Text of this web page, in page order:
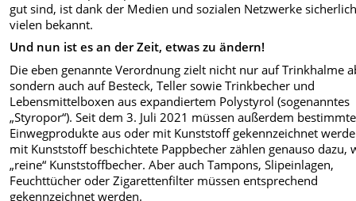
gut sind, ist dank der Medien und sozialen Netzwerke
vielen bekannt.
Und nun ist es an der Zeit, etwas zu ändern!
Die eben genannte Verordnung zielt nicht nur auf Trinkhalme
sondern auch auf Besteck, Teller sowie Trinkbecher und
Lebensmittelboxen aus expandiertem Polystyrol (sogenanntes
„Styropor“). Seit dem 3. Juli 2021 müssen außerdem bestimmte
Einwegprodukte aus oder mit Kunststoff gekennzeichnet
mit Kunststoff beschichtete Pappbecher zählen genauso dazu,
„reine“ Kunststoffbecher. Aber auch Tampons, Slipeinlagen,
Feuchttücher oder Zigarettenfilter müssen entsprechend
gekennzeichnet werden.